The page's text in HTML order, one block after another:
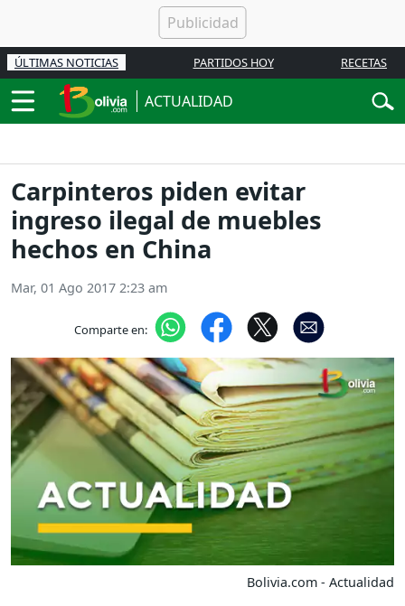
ÚLTIMAS NOTICIAS PARTIDOS HOY RECETAS
ACTUALIDAD
Carpinteros piden evitar
ingreso ilegal de muebles
hechos en China
Mar, 01 Ago 2017 2:23 am
Comparte en:
Bolivia.com - Actualidad